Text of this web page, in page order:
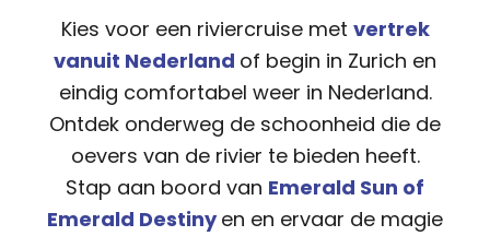
Kies voor een riviercruise met vertrek
vanuit Nederland of begin in Zurich en
eindig comfortabel weer in Nederland.
Ontdek onderweg de schoonheid die de
oevers van de rivier te bieden heeft.
Stap aan boord van Emerald Sun of
Emerald Destinyen en ervaar de magie